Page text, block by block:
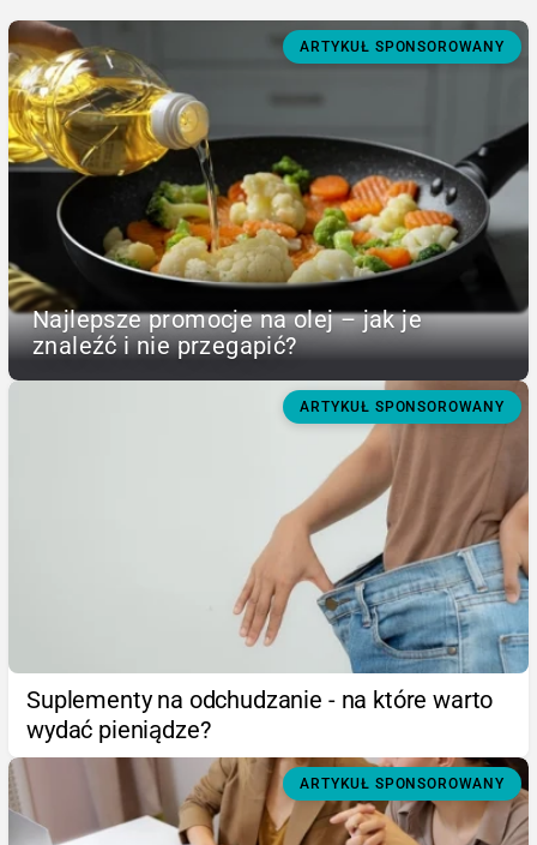
ARTYKUŁ SPONSOROWANY
Najlepsze promocje na olej – jak je
znaleźć i nie przegapić?
ARTYKUŁ SPONSOROWANY
Suplementy na odchudzanie - na które warto
wydać pieniądze?
ARTYKUŁ SPONSOROWANY